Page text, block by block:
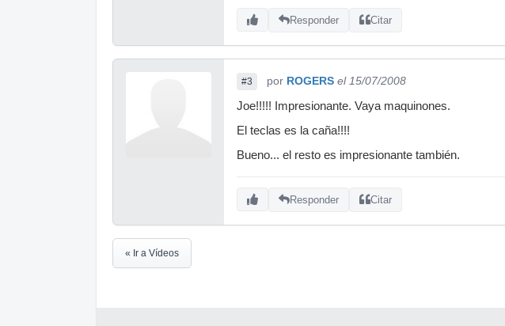
Responder Citar
#3 por ROGERS el 15/07/2008
Joe!!!!! Impresionante. Vaya maquinones.
El teclas es la caña!!!!
Bueno... el resto es impresionante también.
Responder Citar
« Ir a Vídeos